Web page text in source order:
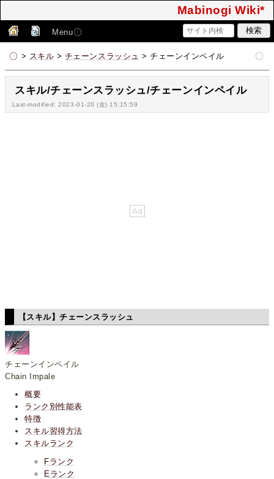
Mabinogi Wiki*
Menu
> スキル > チェーンスラッシュ > チェーンインペイル
スキル/チェーンスラッシュ/チェーンインペイル
Last-modified: 2023-01-20 (金) 15:15:59
【スキル】チェーンスラッシュ
チェーンインペイル
Chain Impale
概要
ランク別性能表
特徴
スキル習得方法
スキルランク
Fランク
Eランク